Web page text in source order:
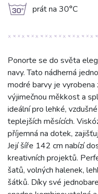
g prát na 30°C
Ponorte se do světa
navy. Tato nádherná
modré barvy je
výjimečnou měkkost a
ideální pro lehké,
teplejších měsících.
příjemná na dotek,
Její šíře 142 cm nabízí
kreativních projektů.
šatů, volných halenek,
šátků. Díky své